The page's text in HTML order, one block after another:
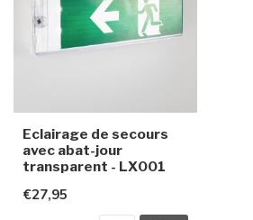
Eclairage de secours
avec abat-jour
transparent - LX001
€27,95